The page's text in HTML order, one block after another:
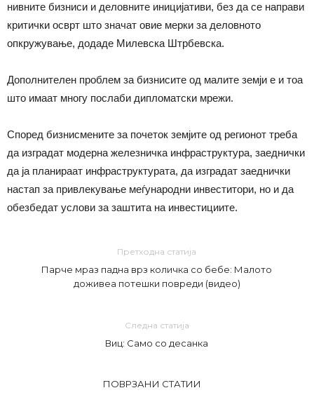
нивните бизниси и деловните иницијативи, без да се направи
критички осврт што значат овие мерки за деловното
опкружување, додаде Милевска Штрбевска.
Дополнителен проблем за бизнисите од малите земји е и тоа
што имаат многу послаби дипломатски мрежи.
Според бизнисмените за почеток земјите од регионот треба
да изградат модерна железничка инфраструктура, заеднички
да ја планираат инфраструктурата, да изградат заеднички
настап за привлекување меѓународни инвеститори, но и да
обезбедат услови за заштита на инвестициите.
Претходна статија
Парче мраз падна врз количка со бебе: Малото
доживеа потешки повреди (видео)
Следна статија
Виц: Само со десанка
ПОВРЗАНИ СТАТИИ